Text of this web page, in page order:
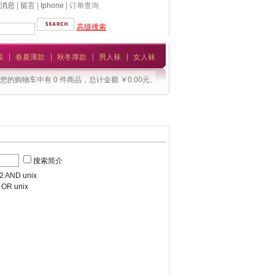
消息 留言| Iphone | 订单查询
高级搜索
春夏薄款 秋冬厚款 男人袜 女人袜
您的购物车中有 0 件商品，总计金额 ￥0.00元。
搜索简介
AND unix
unix